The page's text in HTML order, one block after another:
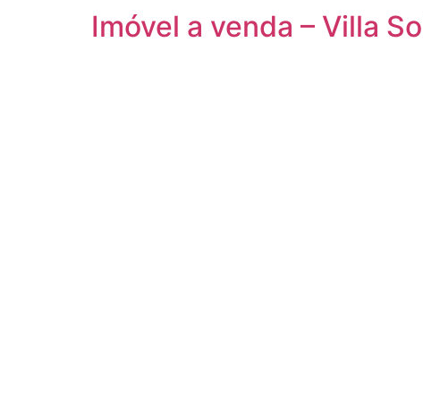
Imóvel a venda – Villa